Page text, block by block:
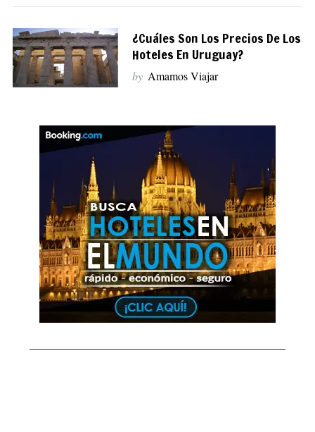
¿Cuáles Son Los Precios De Los
Hoteles En Uruguay?
by Amamos Viajar